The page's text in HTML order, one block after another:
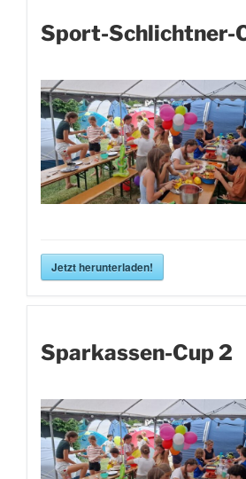
Sport-Schlichtner-
Jetzt herunterladen!
Sparkassen-Cup 2